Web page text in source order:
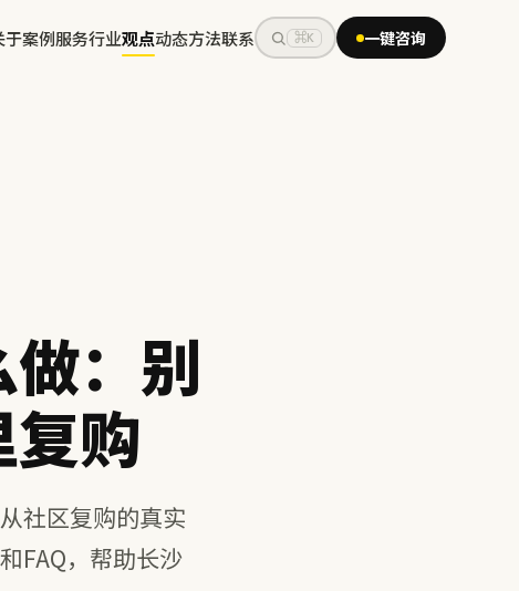
于案例服务行业观点动态方法联系 ⌘K 一键咨询
：别
购
社区复购的真实
FAQ，帮助长沙